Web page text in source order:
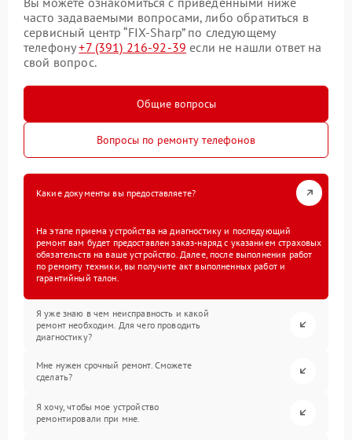
часто задаваемыми вопросами, либо обратиться в
сервисный центр “FIX-Sharp” по следующему
телефону+7 (391) 216-92-39 если не нашли ответ на
свой вопрос.
Общие вопросы
Вопросы по ремонту телефонов
Какие документы вы предоставляете?
На этапе приема устройства на диагностику и последующий
ремонт вам будет предоставлен заказ-наряд с указанием страховых
обязательств на ваше устройство. Далее, после выполнения работ
по ремонту техники, вы получите акт выполненных работ и
гарантийный талон.
Я уже знаю в чем неисправность и какой
ремонт необходим. Для чего проводить
диагностику?
Мне нужен срочный ремонт. Сможете
сделать?
Я хочу, чтобы мое устройство
ремонтировали при мне.